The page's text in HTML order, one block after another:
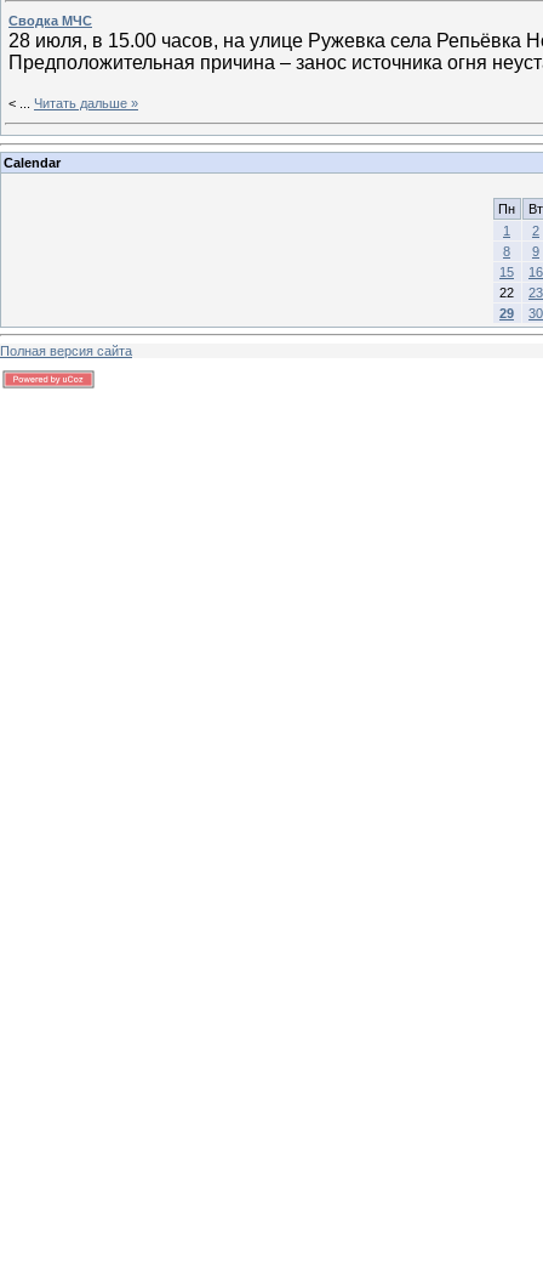
Сводка МЧС
28 июля, в 15.00 часов, на улице Ружевка села Репьёвка
Предположительная причина – занос источника огня
< Читать дальше »
Calendar
Пн
Вт
1
2
8
9
15
16
22
23
29
30
Полная версия сайта